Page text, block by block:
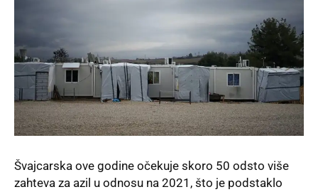
Švajcarska ove godine očekuje skoro 50 odsto više
zahteva za azil u odnosu na 2021, što je podstaklo